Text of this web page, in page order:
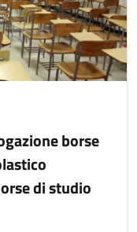
borse
di studio